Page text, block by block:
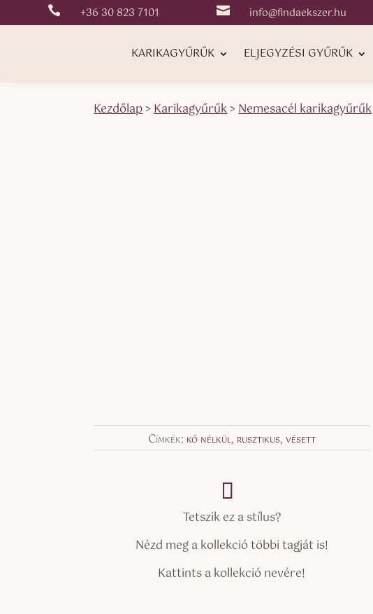
 +36 30 823 7101  info@findaekszer.hu
KARIKAGYŰRŰK ELJEGYZÉSI GYŰRŰK
Kezdőlap>Karikagyűrűk>Nemesacél karikagyűrűk
Címkék: kő nélkül, rusztikus,vésett
Tetszik ez a stílus?
Nézd meg a kollekció többi tagját is!
Kattints a kollekció nevére!